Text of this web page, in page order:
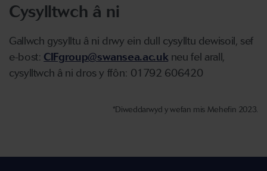
Cysylltwch â ni
Gallwch gysylltu â ni drwy ein dull cysylltu dewisoil, sef
e-bost: CIFgroup@swansea.ac.ukneu fel arall,
cysylltwch â ni dros y ffôn: 01792 606420
*Diweddarwyd y wefan mis Mehefin 2023.